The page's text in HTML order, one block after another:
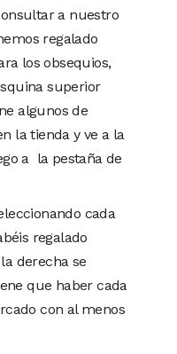
a nuestro
regalado
los obsequios,
superior
algunos de
la tienda y ve a la
a la pestaña de
cada
regalado
derecha se
que haber cada
con al menos